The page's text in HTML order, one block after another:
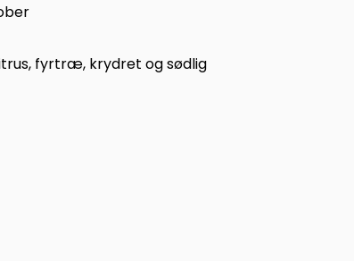
fyrtræ, krydret og sødlig